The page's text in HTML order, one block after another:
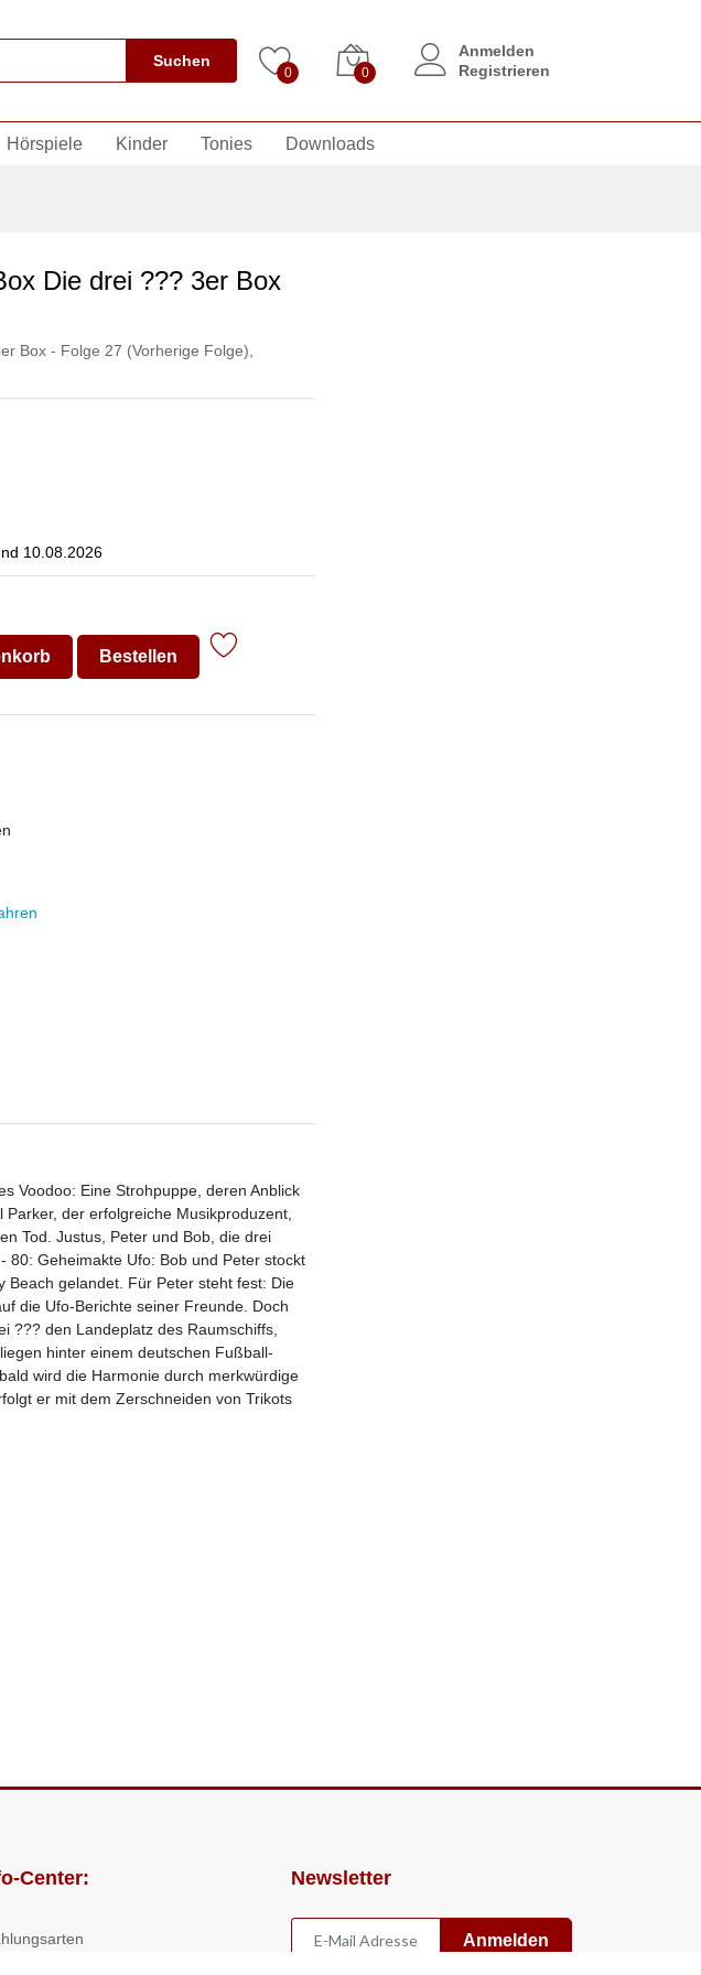
Suchen
0 0
Anmelden
Registrieren
Hörspiele Kinder Tonies Downloads
Die drei ??? 3er Box
Box - Folge 27 (Vorherige Folge)
10.08.2026
Bestellen
Voodoo: Eine Strohpuppe, deren Anblick
der erfolgreiche Musikproduzent,
Tod. Justus, Peter und Bob, die drei
80: Geheimakte Ufo: Bob und Peter stockt
Beach gelandet. Für Peter steht fest: Die
die Ufo-Berichte seiner Freunde. Doch
??? den Landeplatz des Raumschiffs,
hinter einem deutschen Fußball-
wird die Harmonie durch merkwürdige
er mit dem Zerschneiden von Trikots
Center: Newsletter
Anmelden